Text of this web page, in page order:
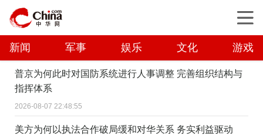
新闻 军事 娱乐 文化 游戏
普京为何此时对国防系统进行人事调整 完善组织结构与
指挥体系
2026-08-07 22:48:55
美方为何以执法合作破局缓和对华关系 务实利益驱动